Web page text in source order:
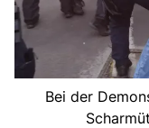
Bei der